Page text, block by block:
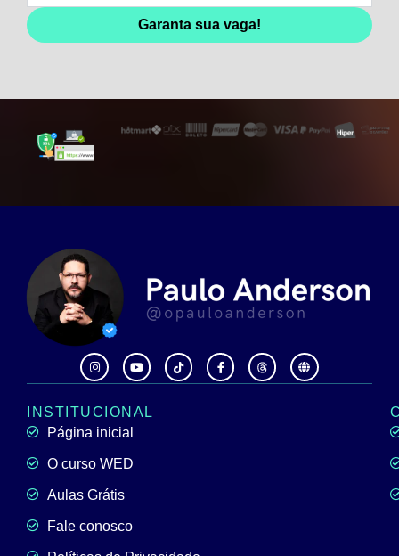
Garanta sua vaga!
INSTITUCIONAL
Página inicial
O curso WED
Aulas Grátis
Fale conosco